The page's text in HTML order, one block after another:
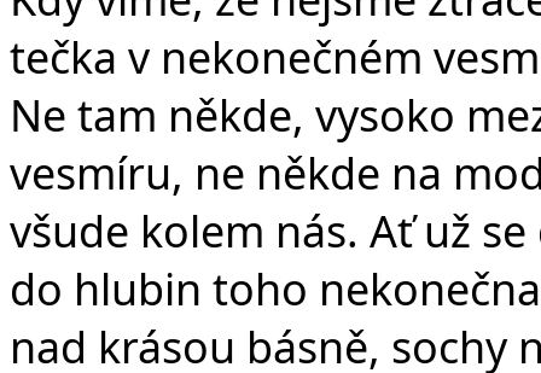
tečka v nekonečném
Ne tam někde, vysoko
vesmíru, ne někde na
všude kolem nás. Ať už
do hlubin toho
nad krásou básně, sochy